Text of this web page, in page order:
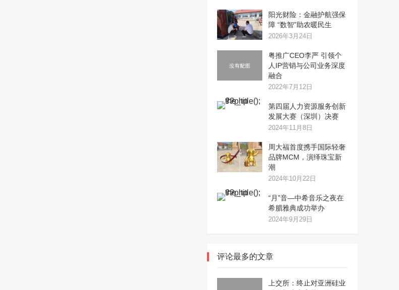
阳光财险：金融护航强保
障 “数智”助农暖民生
2026年3月24日
粤推广CEO李严 引领个
人IP营销与公司业务深度
融合
2022年7月12日
第四届人力资源服务创新
发展大赛（深圳）决赛
2024年11月8日
周大福首度携手国际轻奢
品牌MCM，演绎珠宝新
潮
2024年10月22日
“月”音—中希音乐之夜在
希腊雅典成功举办
2024年9月29日
评论最多的文章
上交所：终止对亚洲硅业